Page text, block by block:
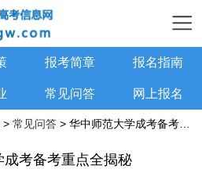
报考简章 报名指南
常见问答 网上报名
> 常见问答 > 华中师范大学成考备考重点全揭秘
成考备考重点全揭秘